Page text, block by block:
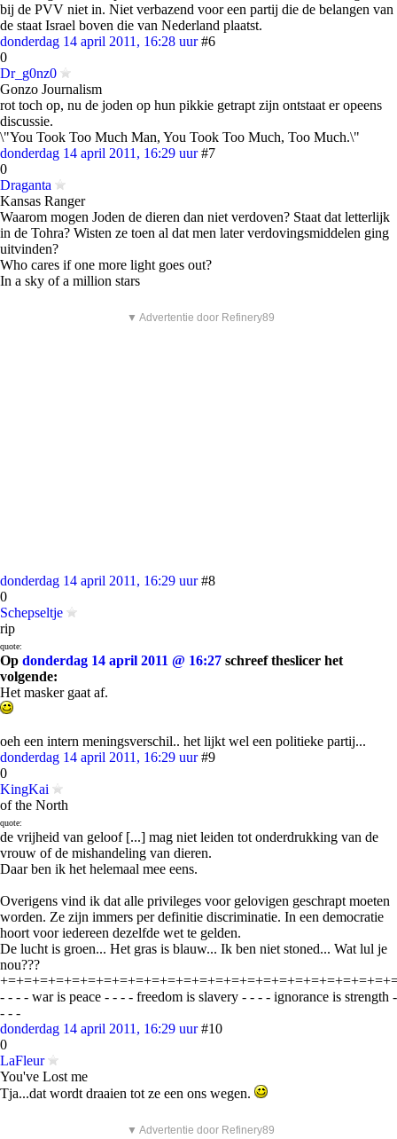
bij de PVV niet in. Niet verbazend voor een partij die de belangen van
de staat Israel boven die van Nederland plaatst.
donderdag 14 april 2011, 16:28 uur #6
0
Dr_g0nz0
Gonzo Journalism
rot toch op, nu de joden op hun pikkie getrapt zijn ontstaat er opeens
discussie.
\"You Took Too Much Man, You Took Too Much, Too Much.\"
donderdag 14 april 2011, 16:29 uur #7
0
Draganta
Kansas Ranger
Waarom mogen Joden de dieren dan niet verdoven? Staat dat letterlijk
in de Tohra? Wisten ze toen al dat men later verdovingsmiddelen ging
uitvinden?
Who cares if one more light goes out?
In a sky of a million stars
▼ Advertentie door Refinery89
donderdag 14 april 2011, 16:29 uur #8
0
Schepseltje
rip
quote:
Op donderdag 14 april 2011 @ 16:27 schreef theslicer het
volgende:
Het masker gaat af.
oeh een intern meningsverschil.. het lijkt wel een politieke partij...
donderdag 14 april 2011, 16:29 uur #9
0
KingKai
of the North
quote:
de vrijheid van geloof [...] mag niet leiden tot onderdrukking van de
vrouw of de mishandeling van dieren.
Daar ben ik het helemaal mee eens.
Overigens vind ik dat alle privileges voor gelovigen geschrapt moeten
worden. Ze zijn immers per definitie discriminatie. In een democratie
hoort voor iedereen dezelfde wet te gelden.
De lucht is groen... Het gras is blauw... Ik ben niet stoned... Wat lul je
nou???
- - - - war is peace - - - - freedom is slavery - - - - ignorance is strength -
- - -
donderdag 14 april 2011, 16:29 uur #10
0
LaFleur
You've Lost me
Tja...dat wordt draaien tot ze een ons wegen.
▼ Advertentie door Refinery89